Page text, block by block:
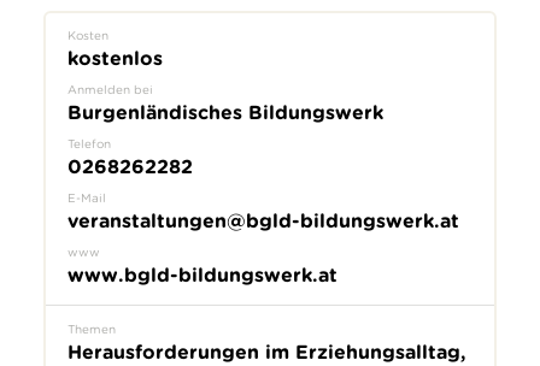
Kosten
kostenlos
Anmelden bei
Burgenländisches Bildungswerk
Telefon
0268262282
E-Mail
veranstaltungen@bgld-bildungswerk.at
www
www.bgld-bildungswerk.at
Themen
Herausforderungen im Erziehungsalltag,